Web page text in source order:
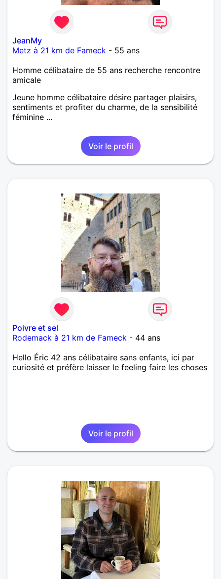
JeanMy
Metz à 21 km de Fameck - 55 ans
Homme célibataire de 55 ans recherche rencontre
amicale
Jeune homme célibataire désire partager plaisirs,
sentiments et profiter du charme, de la sensibilité
féminine ...
Voir le profil
Poivre et sel
Rodemack à 21 km de Fameck - 44 ans
Hello Éric 42 ans célibataire sans enfants, ici par
curiosité et préfère laisser le feeling faire les choses
Voir le profil